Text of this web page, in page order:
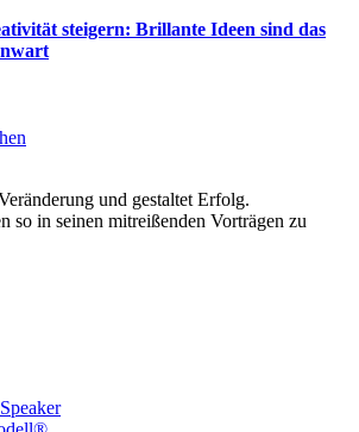
steigern: Brillante Ideen sind das
und gestaltet Erfolg.
so in seinen mitreißenden Vorträgen zu